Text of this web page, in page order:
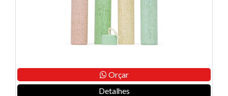
Orçar
Detalhes